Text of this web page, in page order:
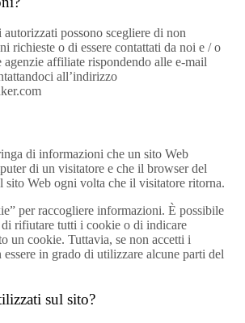
possono scegliere di non
richieste o di essere contattati da noi e / o
affiliate rispondendo alle e-mail
all’indirizzo
di informazioni che un sito Web
di un visitatore e che il browser del
sito Web ogni volta che il visitatore ritorna.
per raccogliere informazioni. È possibile
rifiutare tutti i cookie o di indicare
un cookie. Tuttavia, se non accetti i
in grado di utilizzare alcune parti del
sul sito?